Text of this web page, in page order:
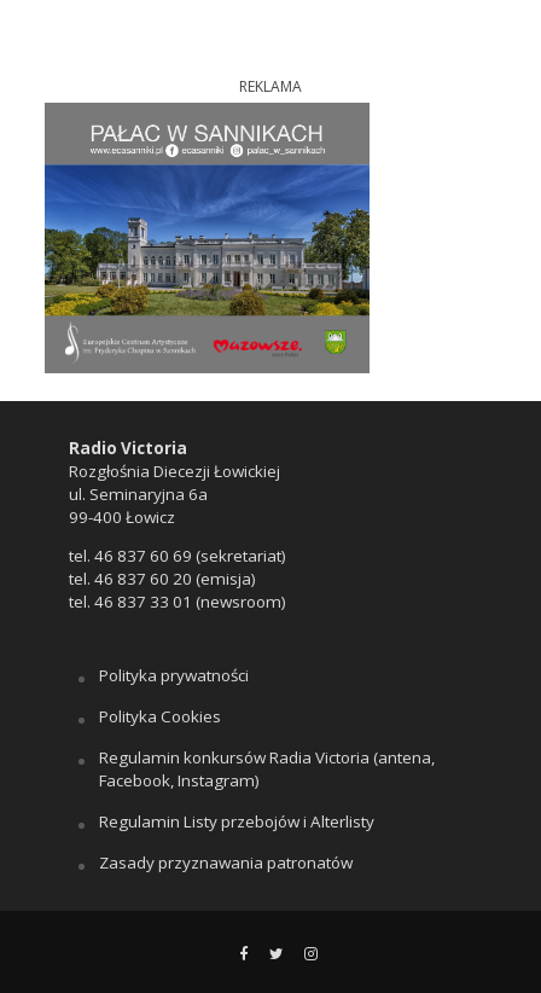
REKLAMA
Radio Victoria
Rozgłośnia Diecezji Łowickiej
ul. Seminaryjna 6a
99-400 Łowicz
tel. 46 837 60 69 (sekretariat)
tel. 46 837 60 20 (emisja)
tel. 46 837 33 01 (newsroom)
Polityka prywatności
Polityka Cookies
Regulamin konkursów Radia Victoria (antena,
Facebook, Instagram)
Regulamin Listy przebojów i Alterlisty
Zasady przyznawania patronatów